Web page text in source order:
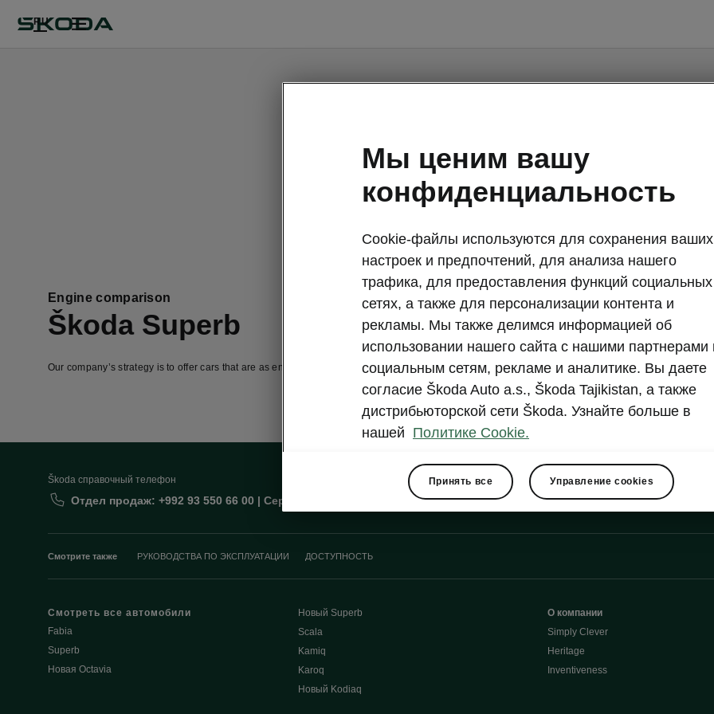
RU
Get back to the opening page.
Engine comparison
Škoda Superb
Our company’s strategy is to offer cars that are as environmentally friendly as possible.
Škoda cправочный телефон
Отдел продаж: +992 93 550 66 00 | Сервис: +992 93 550 66 00
Электронная почта
marketing@hakko.tj
WhatsApp
+992 93 550 66 00
Смотрите также РУКОВОДСТВА ПО ЭКСПЛУАТАЦИИ ДОСТУПНОСТЬ
Смотреть все автомобили
Fabia
Superb
Новая Octavia
Новый Superb
Scala
Kamiq
Karoq
Новый Kodiaq
О компании
Simply Clever
Heritage
Inventiveness
Мы ценим вашу
конфиденциальность
Cookie-файлы используются для сохранения ваших
настроек и предпочтений, для анализа нашего
трафика, для предоставления функций социальных
сетях, а также для персонализации контента и
рекламы. Мы также делимся информацией об
использовании нашего сайта с нашими партнерами
социальным сетям, рекламе и аналитике. Вы даете
согласие Škoda Auto a.s., Škoda Tajikistan, а также
дистрибьюторской сети Škoda. Узнайте больше в
нашей Политике Cookie.
Принять все Управление cookies